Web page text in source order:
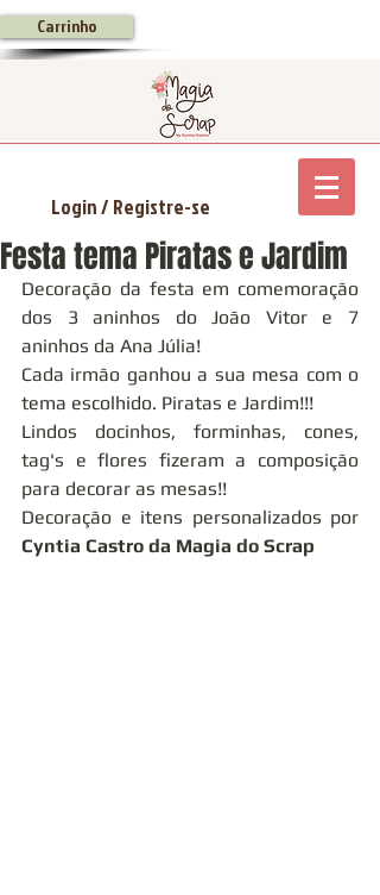
Carrinho
Login / Registre-se
Festa tema Piratas e Jardim
Decoração da festa em comemoração
dos 3 aninhos do João Vitor e 7
aninhos da Ana Júlia!
Cada irmão ganhou a sua mesa com o
tema escolhido. Piratas e Jardim!!!
Lindos docinhos, forminhas, cones,
tag's e flores fizeram a composição
para decorar as mesas!!
Cyntia Castro da Magia do Scrap